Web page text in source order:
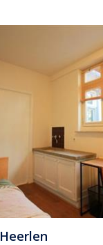
Heerlen